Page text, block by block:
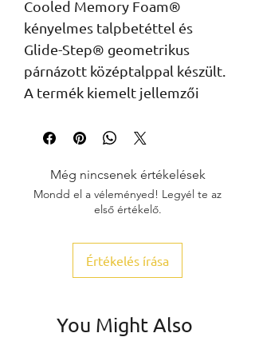
Cooled Memory Foam®
kényelmes talpbetéttel és
Glide-Step® geometrikus
párnázott középtalppal készült.
A termék kiemelt jellemzői
Még nincsenek értékelések
Mondd el a véleményed! Legyél te az
első értékelő.
Értékelés írása
You Might Also